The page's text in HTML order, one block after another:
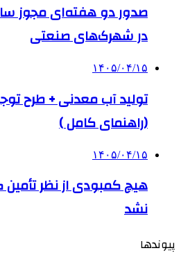
صدور دو هفته‌ای مجوز
در شهرک‌های صنعتی
۱۴۰۵/۰۴/۱۵
تولید آب معدنی + طرح
(راهنمای کامل )
۱۴۰۵/۰۴/۱۵
هیچ کمبودی از نظر تأمین
نشد
پیوندها